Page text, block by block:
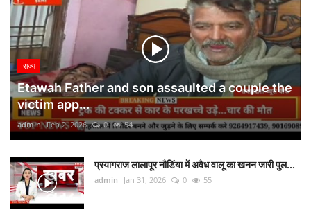
राज्य
Etawah Father and son assaulted a couple the
victim app...
admin Feb 2, 2026 0 54
प्रयागराज लालापूर नौडिंया में अवैध वालू का खनन जारी पुल...
admin Jan 31, 2026 0 55